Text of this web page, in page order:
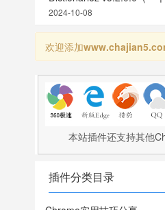
2024-10-08
欢迎添加
本站插件还支持其他
插件分类目录